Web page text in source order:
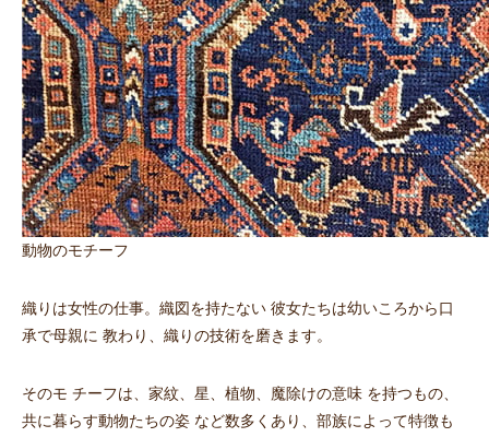
動物のモチーフ
織りは女性の仕事。織図を持たない 彼女たちは幼いころから口
承で母親に 教わり、織りの技術を磨きます。
そのモ チーフは、家紋、星、植物、魔除けの意味 を持つもの、
共に暮らす動物たちの姿 など数多くあり、部族によって特徴も